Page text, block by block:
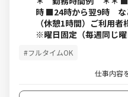
時 ■24時から翌9時 な
（休憩1時間）ご利用者
※曜日固定（毎週同じ曜
#フルタイムOK
仕事内容